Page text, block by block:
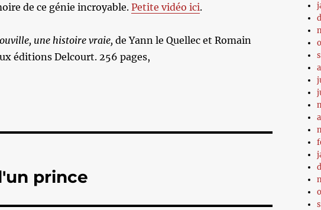
de ce génie incroyable.Petite vidéo ici.
une histoire vraie, de Yann le Quellec et Romain
éditions Delcourt. 256 pages,
prince